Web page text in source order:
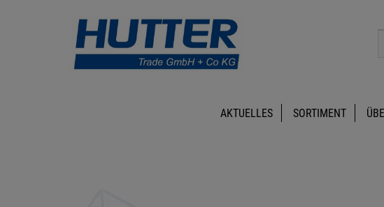
AKTUELLES SORTIMENT